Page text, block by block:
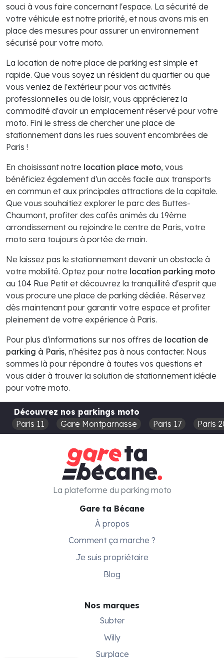
souci à vous faire concernant l'espace. La sécurité de
votre véhicule est notre priorité, et nous avons mis en
place des mesures pour assurer un environnement
sécurisé pour votre moto.
La location de notre place de parking est simple et
rapide. Que vous soyez un résident du quartier ou que
vous veniez de l'extérieur pour vos activités
professionnelles ou de loisir, vous apprécierez la
commodité d'avoir un emplacement réservé pour votre
moto. Fini le stress de chercher une place de
stationnement dans les rues souvent encombrées de
Paris !
En choisissant notre location place moto, vous
bénéficiez également d'un accès facile aux transports
en commun et aux principales attractions de la capitale.
Que vous souhaitiez explorer le parc des Buttes-
Chaumont, profiter des cafés animés du 19ème
arrondissement ou rejoindre le centre de Paris, votre
moto sera toujours à portée de main.
Ne laissez pas le stationnement devenir un obstacle à
votre mobilité. Optez pour notre location parking moto
au 104 Rue Petit et découvrez la tranquillité d'esprit que
vous procure une place de parking dédiée. Réservez
dès maintenant pour garantir votre espace et profiter
pleinement de votre expérience à Paris.
Pour plus d'informations sur nos offres de location de
parking à Paris, n'hésitez pas à nous contacter. Nous
sommes là pour répondre à toutes vos questions et
vous aider à trouver la solution de stationnement idéale
pour votre moto.
Découvrez nos parkings moto
Paris 11
Gare Montparnasse Paris 17 Paris
Gare ta Bécane
À propos
Comment ça marche ?
Je suis propriétaire
Blog
Nos marques
Subter
Willy
Surplace
La plateforme du parking moto